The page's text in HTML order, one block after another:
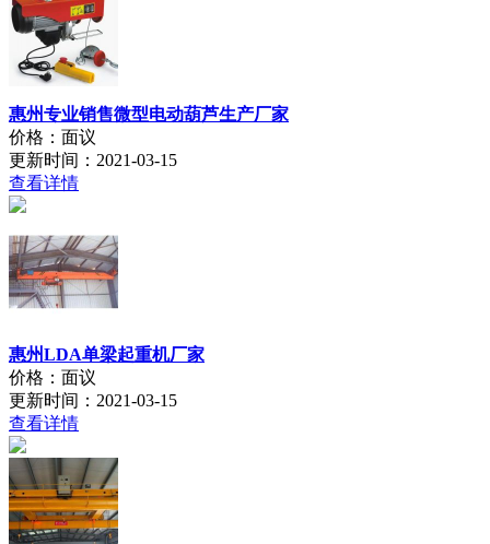
惠州专业销售微型电动葫芦生产厂家
价格：面议
更新时间：2021-03-15
查看详情
惠州LDA单梁起重机厂家
价格：面议
更新时间：2021-03-15
查看详情